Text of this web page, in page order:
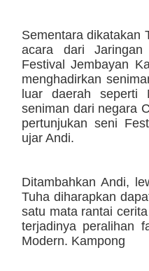
Sementara dikatakan
acara dari Jaringan
Festival Jembayan
menghadirkan
luar daerah seperti
seniman dari negara
pertunjukan seni
ujar Andi.
Ditambahkan Andi,
Tuha diharapkan
satu mata rantai
terjadinya peralihan
Modern. Kampong